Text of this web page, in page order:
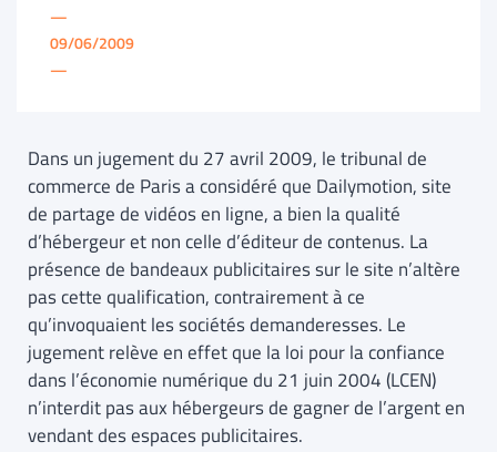
—
09/06/2009
—
Dans un jugement du 27 avril 2009, le tribunal de
commerce de Paris a considéré que Dailymotion, site
de partage de vidéos en ligne, a bien la qualité
d’hébergeur et non celle d’éditeur de contenus. La
présence de bandeaux publicitaires sur le site n’altère
pas cette qualification, contrairement à ce
qu’invoquaient les sociétés demanderesses. Le
jugement relève en effet que la loi pour la confiance
dans l’économie numérique du 21 juin 2004 (LCEN)
n’interdit pas aux hébergeurs de gagner de l’argent en
vendant des espaces publicitaires.